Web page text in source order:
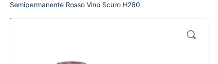
Semipermanente Rosso Vino Scuro H260
🔍